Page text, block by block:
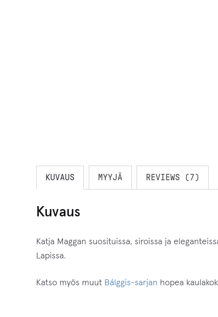
KUVAUS MYYJÄ REVIEWS (7)
Kuvaus
Katja Maggan suosituissa, siroissa ja
Lapissa.
Katso myös muut Bálggis-sarjan hopea